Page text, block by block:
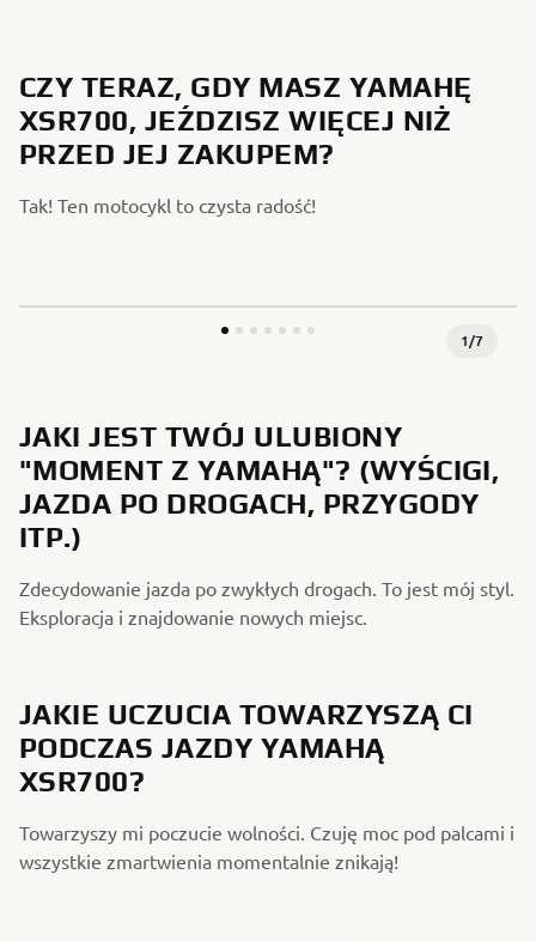
CZY TERAZ, GDY MASZ YAMAHĘ
XSR700, JEŹDZISZ WIĘCEJ NIŻ
PRZED JEJ ZAKUPEM?
Tak! Ten motocykl to czysta radość!
1/7
JAKI JEST TWÓJ ULUBIONY
"MOMENT Z YAMAHĄ"? (WYŚCIGI,
JAZDA PO DROGACH, PRZYGODY
ITP.)
Zdecydowanie jazda po zwykłych drogach. To jest mój styl.
Eksploracja i znajdowanie nowych miejsc.
JAKIE UCZUCIA TOWARZYSZĄ CI
PODCZAS JAZDY YAMAHĄ
XSR700?
Towarzyszy mi poczucie wolności. Czuję moc pod palcami i
wszystkie zmartwienia momentalnie znikają!